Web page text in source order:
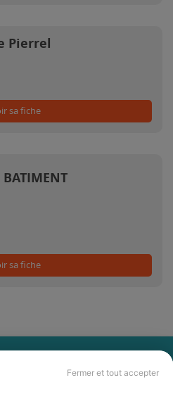
Fermer et tout accepter
Pierrel
sa fiche
BATIMENT
sa fiche
DE